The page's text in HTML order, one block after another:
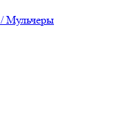
Мульчеры